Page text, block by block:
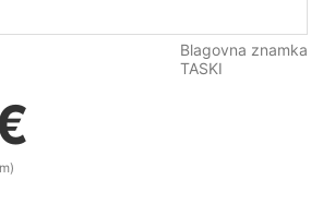
Blagovna znamka
TASKI